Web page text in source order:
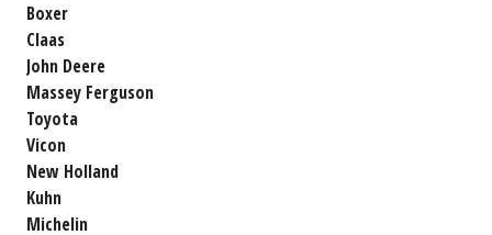
Boxer
Claas
John Deere
Massey Ferguson
Toyota
Vicon
New Holland
Kuhn
Michelin